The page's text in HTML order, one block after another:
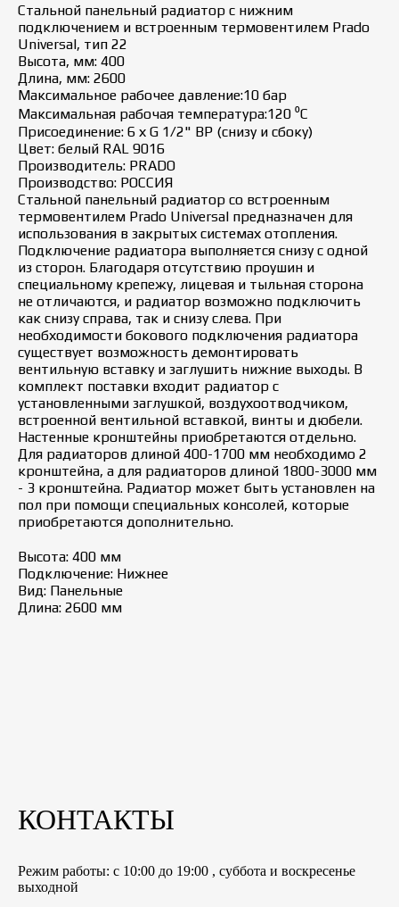
Стальной панельный радиатор с нижним
подключением и встроенным термовентилем Prado
Universal, тип 22
Высота, мм: 400
Длина, мм: 2600
Максимальное рабочее давление:10 бар
Максимальная рабочая температура:120 ⁰С
Присоединение: 6 х G 1/2" ВР (снизу и сбоку)
Цвет: белый RAL 9016
Производитель: PRADO
Производство: РОССИЯ
Стальной панельный радиатор со встроенным
термовентилем Prado Universal предназначен для
использования в закрытых системах отопления.
Подключение радиатора выполняется снизу с одной
из сторон. Благодаря отсутствию проушин и
специальному крепежу, лицевая и тыльная сторона
не отличаются, и радиатор возможно подключить
как снизу справа, так и снизу слева. При
необходимости бокового подключения радиатора
существует возможность демонтировать
вентильную вставку и заглушить нижние выходы. В
комплект поставки входит радиатор с
установленными заглушкой, воздухоотводчиком,
встроенной вентильной вставкой, винты и дюбели.
Настенные кронштейны приобретаются отдельно.
Для радиаторов длиной 400-1700 мм необходимо 2
кронштейна, а для радиаторов длиной 1800-3000 мм
- 3 кронштейна. Радиатор может быть установлен на
пол при помощи специальных консолей, которые
приобретаются дополнительно.
Высота: 400 мм
Подключение: Нижнее
Вид: Панельные
Длина: 2600 мм
КОНТАКТЫ
Режим работы: с 10:00 до 19:00 , суббота и воскресенье
выходной